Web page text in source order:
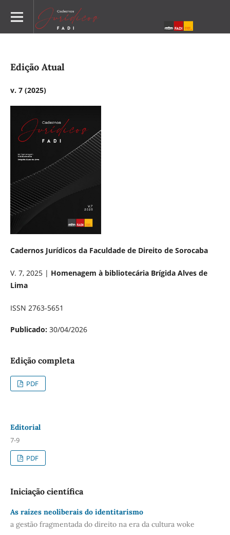
Edição Atual
v. 7 (2025)
Cadernos Jurídicos da Faculdade de Direito de Sorocaba
V. 7, 2025 | Homenagem à bibliotecária Brígida Alves de
Lima
ISSN 2763-5651
Publicado: 30/04/2026
Edição completa
PDF
Editorial
7-9
PDF
Iniciação científica
As raízes neoliberais do identitarismo
a gestão fragmentada do direito na era da cultura woke